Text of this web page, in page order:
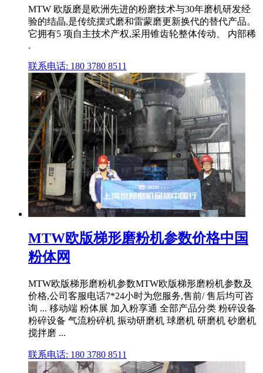
MTW 欧版磨是欧洲先进的粉磨技术与30年磨机研发经
验的结晶,是传统摆式磨和雷蒙磨更新换代的替代产品。
它拥有5 项自主技术产权,采用锥齿轮整体传动、 内部稀
.
联系电话: 180 3780 8511
MTW欧版梯形磨粉机参数价格中国
粉体网
MTW欧版梯形磨粉机参数MTW欧版梯形磨粉机参数及
价格,公司客服电话7*24小时为您服务,售前/ 售后均可咨
询 ... 移动端 粉体展 加入粉享通 全部产品分类 粉碎设备
粉碎设备 气流粉碎机 振动研磨机 球磨机 研磨机 砂磨机
搅拌磨 ...
联系电话: 180 3780 8511